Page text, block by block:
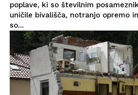
poplave, ki so številnim
uničile bivališča, notranjo opremo
so...